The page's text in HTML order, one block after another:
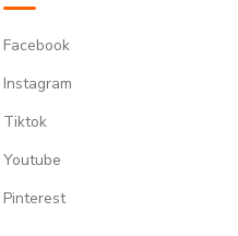
Facebook
Instagram
Tiktok
Youtube
Pinterest